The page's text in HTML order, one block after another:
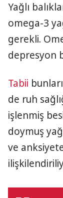
Yağlı
omega-3
gerekli.
depresyon
Tabii
de ruh
işlenmiş
doymuş
ve